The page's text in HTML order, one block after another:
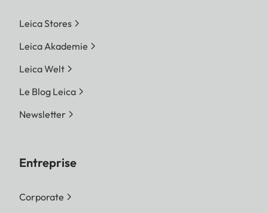
Leica Stores
Leica Akademie
Leica Welt
Le Blog Leica
Newsletter
Entreprise
Corporate